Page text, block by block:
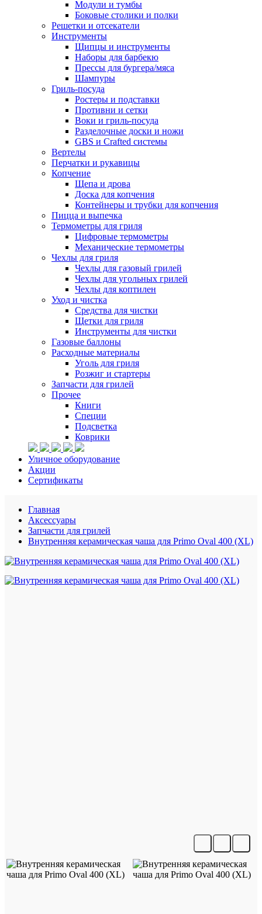
Модули и тумбы
Боковые столики и полки
Решетки и отсекатели
Инструменты
Щипцы и инструменты
Наборы для барбекю
Прессы для бургера/мяса
Шампуры
Гриль-посуда
Ростеры и подставки
Противни и сетки
Воки и гриль-посуда
Разделочные доски и ножи
GBS и Crafted системы
Вертелы
Перчатки и рукавицы
Копчение
Щепа и дрова
Доска для копчения
Контейнеры и трубки для копчения
Пицца и выпечка
Термометры для гриля
Цифровые термометры
Механические термометры
Чехлы для гриля
Чехлы для газовый грилей
Чехлы для угольных грилей
Чехлы для коптилен
Уход и чистка
Средства для чистки
Щетки для гриля
Инструменты для чистки
Газовые баллоны
Расходные материалы
Уголь для гриля
Розжиг и стартеры
Запчасти для грилей
Прочее
Книги
Специи
Подсветка
Коврики
Уличное оборудование
Акции
Сертификаты
Главная
Аксессуары
Запчасти для грилей
Внутренняя керамическая чаша для Primo Oval 400 (XL)